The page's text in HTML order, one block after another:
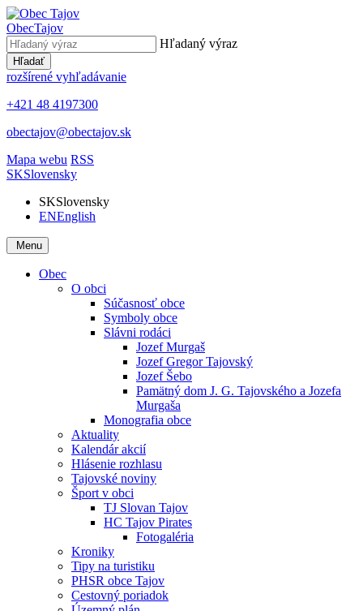
ObecTajov
Hľadaný výraz
Hľadať
rozšírené vyhľadávanie
+421 48 4197300
obectajov@obectajov.sk
Mapa webu RSS
SKSlovensky
SKSlovensky
ENEnglish
Menu
Obec
O obci
Súčasnosť obce
Symboly obce
Slávni rodáci
Jozef Murgaš
Jozef Gregor Tajovský
Jozef Šebo
Pamätný dom J. G. Tajovského a Jozefa
Murgaša
Monografia obce
Aktuality
Kalendár akcií
Hlásenie rozhlasu
Tajovské noviny
Šport v obci
TJ Slovan Tajov
HC Tajov Pirates
Fotogaléria
Kroniky
Tipy na turistiku
PHSR obce Tajov
Cestovný poriadok